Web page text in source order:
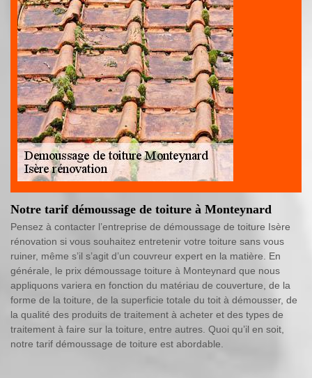
Notre tarif démoussage de toiture à Monteynard
Pensez à contacter l’entreprise de démoussage de toiture Isère
rénovation si vous souhaitez entretenir votre toiture sans vous
ruiner, même s’il s’agit d’un couvreur expert en la matière. En
générale, le prix démoussage toiture à Monteynard que nous
appliquons variera en fonction du matériau de couverture, de la
forme de la toiture, de la superficie totale du toit à démousser, de
la qualité des produits de traitement à acheter et des types de
traitement à faire sur la toiture, entre autres. Quoi qu’il en soit,
notre tarif démoussage de toiture est abordable.